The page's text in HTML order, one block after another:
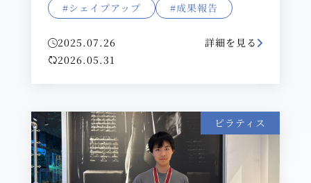
#シェイプアップ
#成果報告
2025.07.26
2026.05.31
詳細を見る
ピラティス